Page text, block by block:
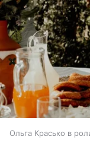
Ольга Красько в